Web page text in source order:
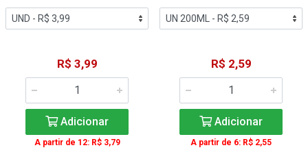
R$ 3,99
Adicionar
A partir de 12: R$ 3,79
R$ 2,59
Adicionar
A partir de 6: R$ 2,55